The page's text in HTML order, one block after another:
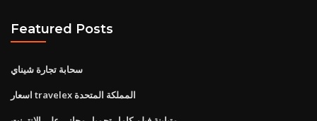
Featured Posts
سحابة تجارة شيناي
اسعار travelex المملكة المتحدة